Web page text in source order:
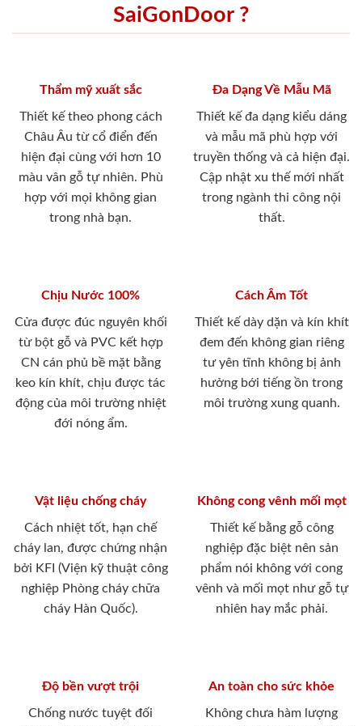
SaiGonDoor ?
Thẩm mỹ xuất sắc
Thiết kế theo phong cách
Châu Âu từ cổ điển đến
hiện đại cùng với hơn 10
màu vân gỗ tự nhiên. Phù
hợp với mọi không gian
trong nhà bạn.
Đa Dạng Về Mẫu Mã
Thiết kế đa dạng kiểu dáng
và mẫu mã phù hợp với
truyền thống và cả hiện đại.
Cập nhật xu thế mới nhất
trong ngành thi công nội
thất.
Chịu Nước 100%
Cửa được đúc nguyên khối
từ bột gỗ và PVC kết hợp
CN cán phủ bề mặt bằng
keo kín khít, chịu được tác
động của môi trường nhiệt
đới nóng ẩm.
Cách Âm Tốt
Thiết kế dày dặn và kín khít
đem đến không gian riêng
tư yên tĩnh không bị ảnh
hưởng bới tiếng ồn trong
môi trường xung quanh.
Vật liệu chống cháy
Cách nhiệt tốt, hạn chế
cháy lan, được chứng nhận
bởi KFI (Viện kỹ thuật công
nghiệp Phòng cháy chữa
cháy Hàn Quốc).
Không cong vênh mối mọt
Thiết kế bằng gỗ công
nghiệp đặc biệt nên sản
phẩm nói không với cong
vênh và mối mọt như gỗ tự
nhiên hay mắc phải.
Độ bền vượt trội
Chống nước tuyệt đối
An toàn cho sức khỏe
Không chưa hàm lượng